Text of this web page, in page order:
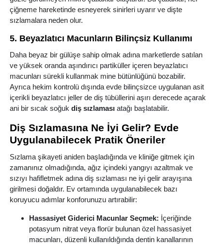
çiğneme hareketinde esneyerek sinirleri uyarır ve dişte
sızlamalara neden olur.
5. Beyazlatıcı Macunların Bilinçsiz Kullanımı
Daha beyaz bir gülüşe sahip olmak adına marketlerde satılan
ve yüksek oranda aşındırıcı partiküller içeren beyazlatıcı
macunları sürekli kullanmak mine bütünlüğünü bozabilir.
Ayrıca hekim kontrolü dışında evde bilinçsizce uygulanan asit
içerikli beyazlatıcı jeller de diş tübüllerini aşırı derecede açarak
ani bir sıcak soğuk diş sızlaması atağı başlatabilir.
Diş Sızlamasına Ne İyi Gelir? Evde
Uygulanabilecek Pratik Öneriler
Sızlama şikayeti aniden başladığında ve kliniğe gitmek için
zamanınız olmadığında, ağız içindeki yangıyı azaltmak ve
sızıyı hafifletmek adına diş sızlaması ne iyi gelir arayışına
girilmesi doğaldır. Ev ortamında uygulanabilecek bazı
koruyucu adımlar konforunuzu artırabilir:
Hassasiyet Giderici Macunlar Seçmek: İçeriğinde
potasyum nitrat veya florür bulunan özel hassasiyet
macunları, düzenli kullanıldığında dentin kanallarının